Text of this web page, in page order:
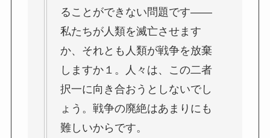
ることができない問題です――
私たちが人類を滅亡させます
か、それとも人類が戦争を放棄
しますか１。人々は、この二者
択一に向き合おうとしないでし
ょう。戦争の廃絶はあまりにも
難しいからです。